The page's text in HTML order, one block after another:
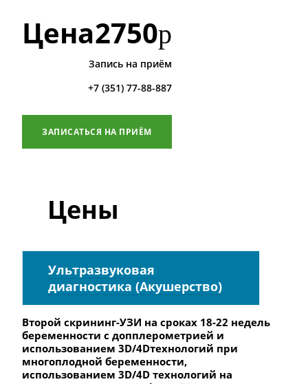
Цена2750р
Запись на приём
+7 (351) 77-88-887
ЗАПИСАТЬСЯ НА ПРИЁМ
Цены
Ультразвуковая
диагностика (Акушерство)
Второй скрининг-УЗИ на сроках 18-22 недель
беременности с допплерометрией и
использованием 3D/4Dтехнологий при
многоплодной беременности,
использованием 3D/4D технологий на